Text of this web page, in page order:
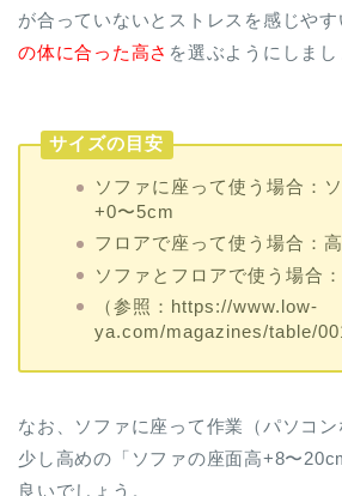
が合っていないとストレスを感じやす
の体に合った高さ を選ぶようにしまし
サイズの目安
ソファに座って使う場合：
+0〜5cm
フロアで座って使う場合：
ソファとフロアで使う場合
（参照：https://www.low-
ya.com/magazines/table/
なお、ソファに座って作業（パソコン
少し高めの「ソファの座面高+8〜
良いでしょう。